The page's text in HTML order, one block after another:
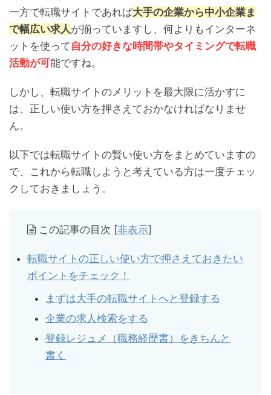
一方で転職サイトであれば大手の企業から中小企業ま
で幅広い求人が揃っていますし、何よりもインターネ
ットを使って 自分の好きな時間帯やタイミングで転職
活動が可能ですね。
しかし、転職サイトのメリットを最大限に活かすに
は、正しい使い方を押さえておかなければなりませ
ん。
以下では転職サイトの賢い使い方をまとめていますの
で、これから転職しようと考えている方は一度チェッ
クしておきましょう。
この記事の目次 [非表示]
転職サイトの正しい使い方で押さえておきたい
ポイントをチェック！
まずは大手の転職サイトへと登録する
企業の求人検索をする
登録レジュメ（職務経歴書）をきちんと
書く